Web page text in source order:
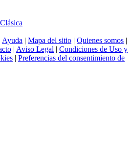
Clásica
Ayuda | Mapa del sitio | Quienes somos |
| Aviso Legal | Condiciones de Uso y
| Preferencias del consentimiento de